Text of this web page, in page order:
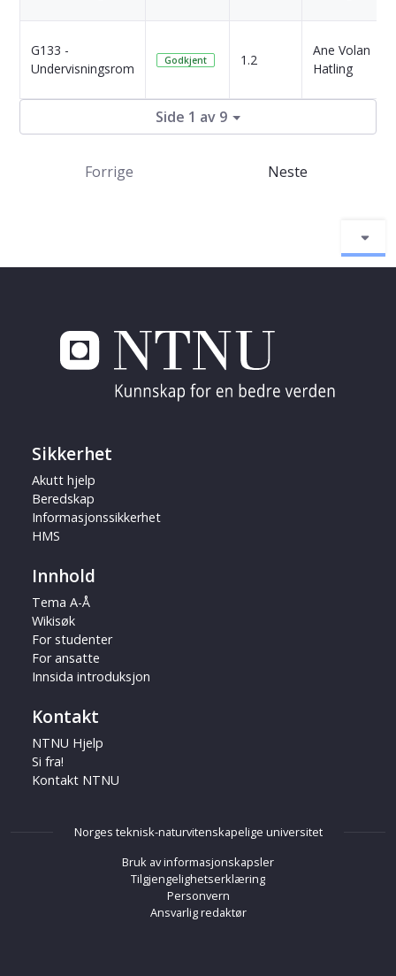
G133 -
Undervisningsrom
Godkjent 1.2
Ane Volan
Hatling
Side 1 av 9
Forrige Neste
Sikkerhet
Akutt hjelp
Beredskap
Informasjonssikkerhet
HMS
Innhold
Tema A-Å
Wikisøk
For studenter
For ansatte
Innsida introduksjon
Kontakt
NTNU Hjelp
Si fra!
Kontakt NTNU
Norges teknisk-naturvitenskapelige universitet
Bruk av informasjonskapsler
Tilgjengelighetserklæring
Personvern
Ansvarlig redaktør